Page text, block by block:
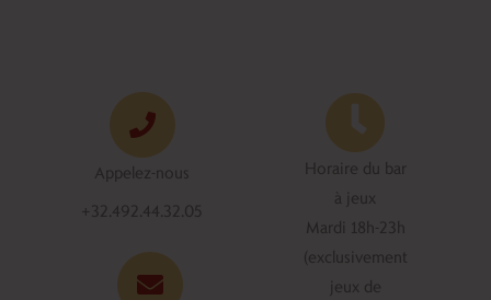
Appelez-nous
+32.492.44.32.05
Horaire du bar
à jeux
Mardi 18h-23h
(exclusivement
jeux de